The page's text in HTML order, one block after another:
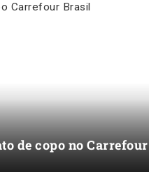
Carrefour Brasil
de copo no Carrefour